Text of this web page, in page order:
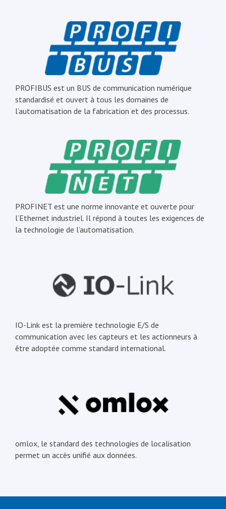
PROFIBUS est un BUS de communication numérique
standardisé et ouvert à tous les domaines de
l’automatisation de la fabrication et des processus.
PROFINET est une norme innovante et ouverte pour
l’Ethernet industriel. Il répond à toutes les exigences de
la technologie de l’automatisation.
IO-Link est la première technologie E/S de
communication avec les capteurs et les actionneurs à
être adoptée comme standard international.
omlox, le standard des technologies de localisation
permet un accès unifié aux données.